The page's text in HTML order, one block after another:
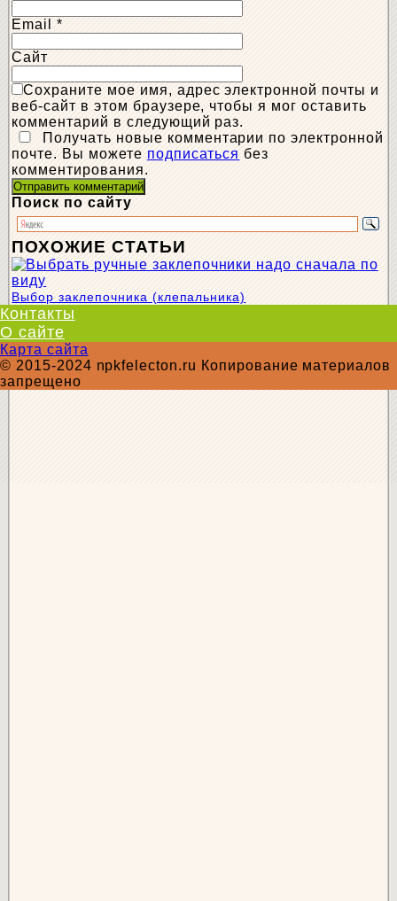
Email*
Сайт
Сохраните мое имя, адрес электронной почты и
веб-сайт в этом браузере, чтобы я мог оставить
комментарий в следующий раз.
Получать новые комментарии по электронной
почте. Вы можете подписаться без
комментирования.
Поиск по сайту
ПОХОЖИЕ СТАТЬИ
Выбор заклепочника (клепальника)
Контакты
О сайте
Карта сайта
© 2015-2024 npkfelecton.ru Копирование материалов
запрещено